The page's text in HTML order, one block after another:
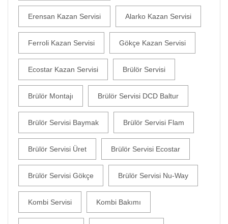
Erensan Kazan Servisi Alarko Kazan Servisi
Ferroli Kazan Servisi Gökçe Kazan Servisi
Ecostar Kazan Servisi Brülör Servisi
Brülör Montajı Brülör Servisi DCD Baltur
Brülör Servisi Baymak Brülör Servisi Flam
Brülör Servisi Üret Brülör Servisi Ecostar
Brülör Servisi Gökçe Brülör Servisi Nu-Way
Kombi Servisi Kombi Bakımı